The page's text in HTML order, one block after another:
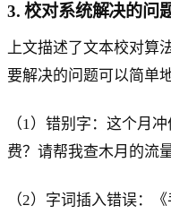
3. 校对系统解决的问
上文描述了文本校对算
要解决的问题可以简单
（1）错别字：这个月
费？请帮我查木月的流量
（2）字词插入错误：